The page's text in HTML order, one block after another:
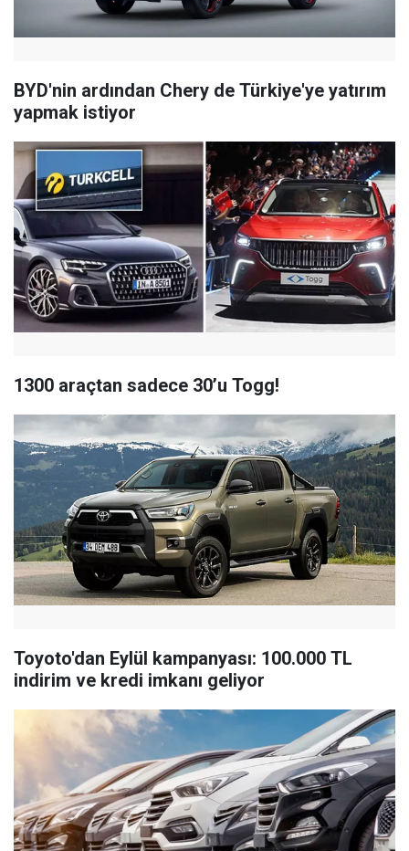
BYD'nin ardından Chery de Türkiye'ye yatırım
yapmak istiyor
1300 araçtan sadece 30’u Togg!
Toyoto'dan Eylül kampanyası: 100.000 TL
indirim ve kredi imkanı geliyor